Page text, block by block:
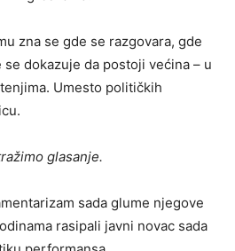
zna se gde se razgovara, gde
dokazuje da postoji većina – u
Umesto političkih
glasanje.
sada glume njegove
rasipali javni novac sada